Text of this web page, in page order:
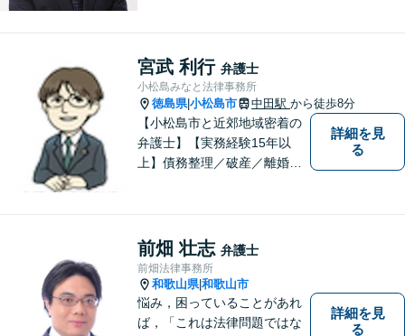
す。
宮武 利行 弁護士
小松島みなと法律事務所
徳島県|小松島市 中田駅 から徒歩8分
【小松島市と近郊地域密着の
弁護士】【実務経験15年以
上】債務整理／破産／離婚／
幅広くご相談を受付中。実務
経験15年以上の弁護士が誠
実、丁寧に対応致します。
【無料相談あり】
詳細を見
る
前畑 壮志 弁護士
前畑法律事務所
和歌山県|和歌山市
悩み，困っていることがあれ
ば，「これは法律問題ではな
詳細を見
る